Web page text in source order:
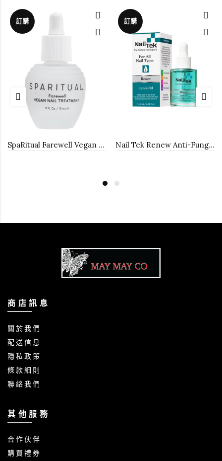
訂購
SpaRitual Farewell Vegan Nail Treatment, 0.5 fl oz
訂購
Nail Tek Renew Anti-Fungal Cuticle Oil, .48 oz
商 店 訊 息
關 於 我 們
配 送 信 息
隱 私 政 策
條 款 細 則
聯 絡 我 們
其 他 服 務
合 作 伙 伴
購 買 禮 券